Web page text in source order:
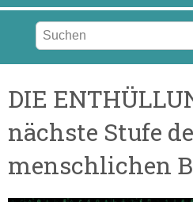
DIE
nächste Stufe
menschlichen